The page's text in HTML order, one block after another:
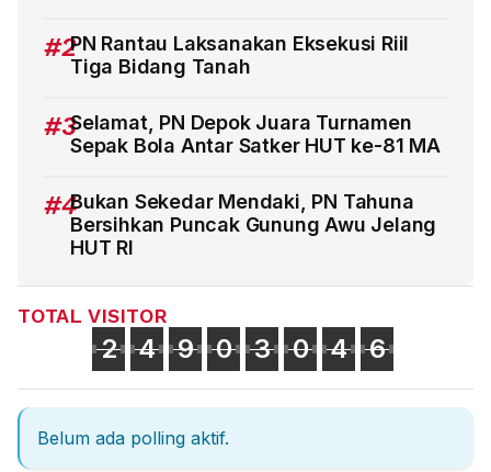
#2PN Rantau Laksanakan Eksekusi Riil
Tiga Bidang Tanah
#3Selamat, PN Depok Juara Turnamen
Sepak Bola Antar Satker HUT ke-81 MA
#4Bukan Sekedar Mendaki, PN Tahuna
Bersihkan Puncak Gunung Awu Jelang
HUT RI
TOTAL VISITOR
2 4 9 0 3 0 4 6
Belum ada polling aktif.